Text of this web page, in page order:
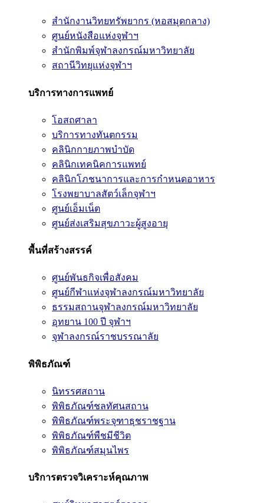
สำนักงานวิทยทรัพยากร (หอสมุดกลาง)
ศูนย์หนังสือแห่งจุฬาฯ
สำนักพิมพ์จุฬาลงกรณ์มหาวิทยาลัย
สถานีวิทยุแห่งจุฬาฯ
บริการทางการแพทย์
โอสถศาลา
บริการทางทันตกรรม
คลินิกกายภาพบำบัด
คลินิกเทคนิคการแพทย์
คลินิกโภชนาการและการกำหนดอาหาร
โรงพยาบาลสัตว์เล็กจุฬาฯ
ศูนย์เอ็มเน็ต
ศูนย์ส่งเสริมสุขภาวะผู้สูงอายุ
พื้นที่สร้างสรรค์
ศูนย์พันธกิจเพื่อสังคม
ศูนย์กีฬาแห่งจุฬาลงกรณ์มหาวิทยาลัย
ธรรมสถานจุฬาลงกรณ์มหาวิทยาลัย
อุทยาน 100 ปี จุฬาฯ
จุฬาลงกรณ์ราชบรรณาลัย
พิพิธภัณฑ์
นิทรรศสถาน
พิพิธภัณฑ์ชลทัศนสถาน
พิพิธภัณฑ์พระจุฑาธุชราชฐาน
พิพิธภัณฑ์พืชมีชีวิต
พิพิธภัณฑ์สมุนไพร
บริการตรวจวิเคราะห์คุณภาพ